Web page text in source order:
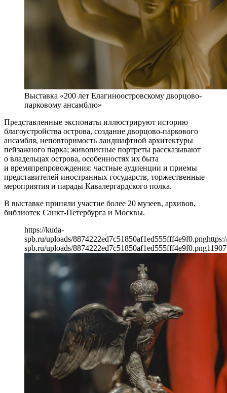
Выставка «200 лет Елагиноостровскому дворцово-
парковому ансамблю»
Представленные экспонаты иллюстрируют историю
благоустройства острова, создание дворцово-паркового
ансамбля, неповторимость ландшафтной архитектуры
пейзажного парка; живописные портреты рассказывают
о владельцах острова, особенностях их быта
и времяпрепровождения: частные аудиенции и приемы
представителей иностранных государств, торжественные
мероприятия и парады Кавалергардского полка.
В выставке приняли участие более 20 музеев, архивов,
библиотек Санкт-Петербурга и Москвы.
https://kuda-
spb.ru/uploads/8874222ed7c51850af1ed555fff4e9f0.png
spb.ru/uploads/8874222ed7c51850af1ed555fff4e9f0.png1190